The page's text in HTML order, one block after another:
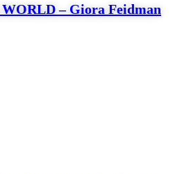
– Giora Feidman